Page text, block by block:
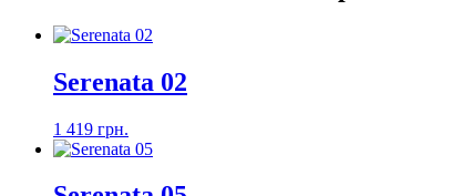
Serenata 02
1 419 грн.